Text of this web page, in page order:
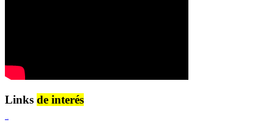
Links de interés